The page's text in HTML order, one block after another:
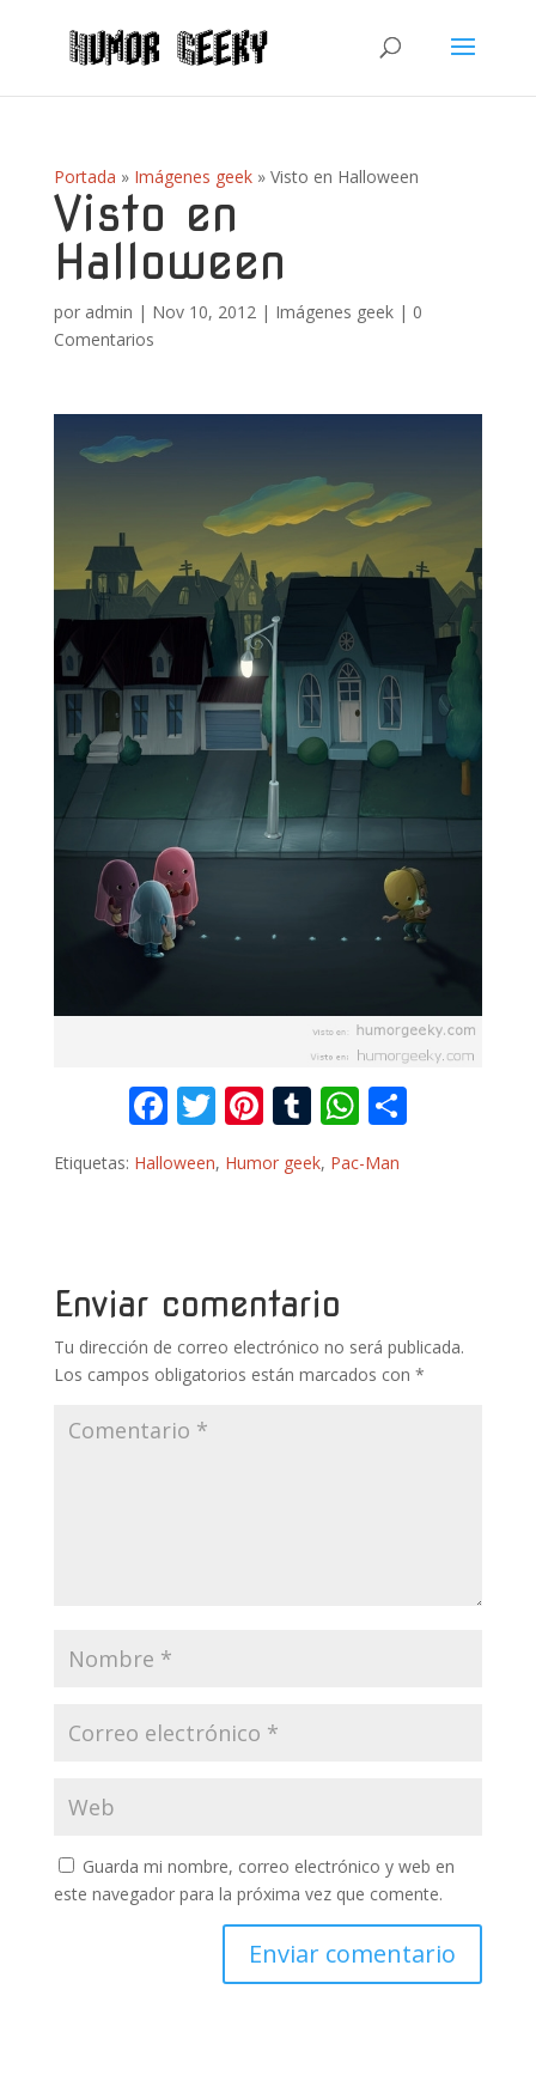
Portada » Imágenes geek» Visto en Halloween
Visto en
Halloween
por admin | Nov 10, 2012| Imágenes geek| 0
Comentarios
F
e
o
k
T
w
itt
Pi
er
T
u
m
W
h
at
p r
Etiquetas: Halloween, Humor geek, Pac-Man
Enviar comentario
Tu dirección de correo electrónico no será publicada.
Los campos obligatorios están marcados con *
Guarda mi nombre, correo electrónico y web en
este navegador para la próxima vez que comente.